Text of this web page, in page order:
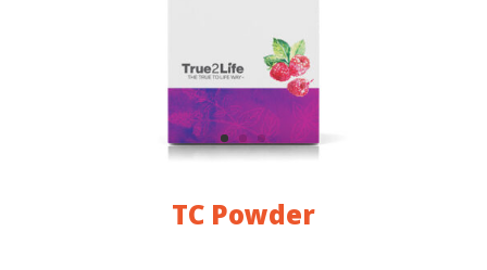
TC Powder